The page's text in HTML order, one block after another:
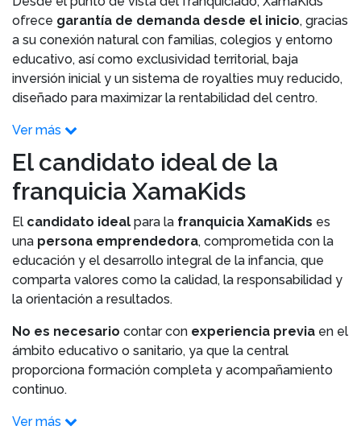
ofrece garantía de demanda desde el inicio, gracias
a su conexión natural con familias, colegios y entorno
educativo, así como exclusividad territorial, baja
inversión inicial y un sistema de royalties muy reducido,
diseñado para maximizar la rentabilidad del centro.
Ver más
El candidato ideal de la
franquicia XamaKids
El candidato ideal para la franquicia XamaKids es
una persona emprendedora, comprometida con la
educación y el desarrollo integral de la infancia, que
comparta valores como la calidad, la responsabilidad y
la orientación a resultados.
No es necesario contar con experiencia previa en el
ámbito educativo o sanitario, ya que la central
proporciona formación completa y acompañamiento
continuo.
Ver más